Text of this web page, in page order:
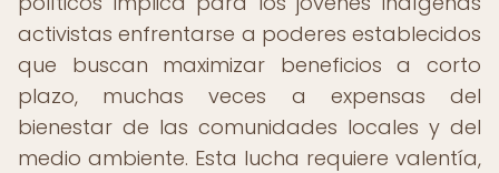
activistas enfrentarse a poderes establecidos
que buscan maximizar beneficios a corto
plazo, muchas veces a expensas del
bienestar de las comunidades locales y del
medio ambiente. Esta lucha requiere valentía,